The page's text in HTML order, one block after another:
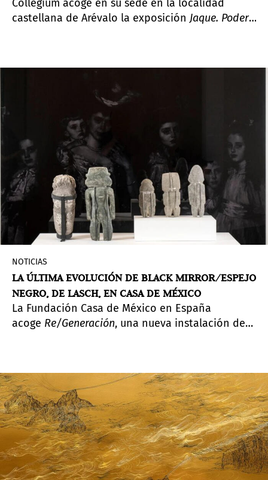
Collegium acoge en su sede en la localidad
castellana de Arévalo la exposición Jaque. Poder,
que funciona actualmente como sede principal
de la institución. La edificación, que data de los
siglos XI y XII, posee un inusual friso de ladrillos
en forma de damero que remite al tablero y a la
parte estratégica del juego.
NOTICIAS
LA ÚLTIMA EVOLUCIÓN DE BLACK MIRROR/ESPEJO
NEGRO, DE LASCH, EN CASA DE MÉXICO
La Fundación Casa de México en España
acoge Re/Generación, una nueva instalación de
Antropología e Historia de México (INAH).
Partiendo de la iniciativa producida
originalmente por el Nasher Museum of Art de
Durham, en Carolina del Norte, en 2007, la serie
ha ido transformándose mediante diversas
técnicas, evolucionando su lenguaje hasta una
narrativa que imposibilita una segregación del